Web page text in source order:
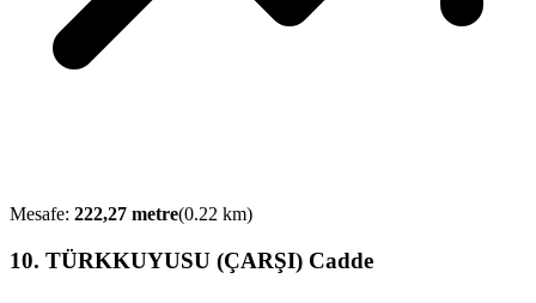
Mesafe: 222,27 metre(0.22 km)
10. TÜRKKUYUSU (ÇARŞI) Cadde